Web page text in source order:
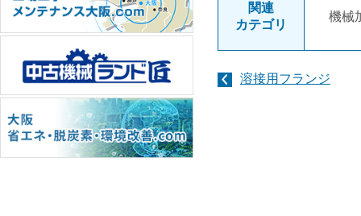
関連
カテゴリ
機械
溶接用フランジ